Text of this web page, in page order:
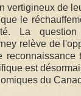
vertigineux de
le
La
relève de
est
du